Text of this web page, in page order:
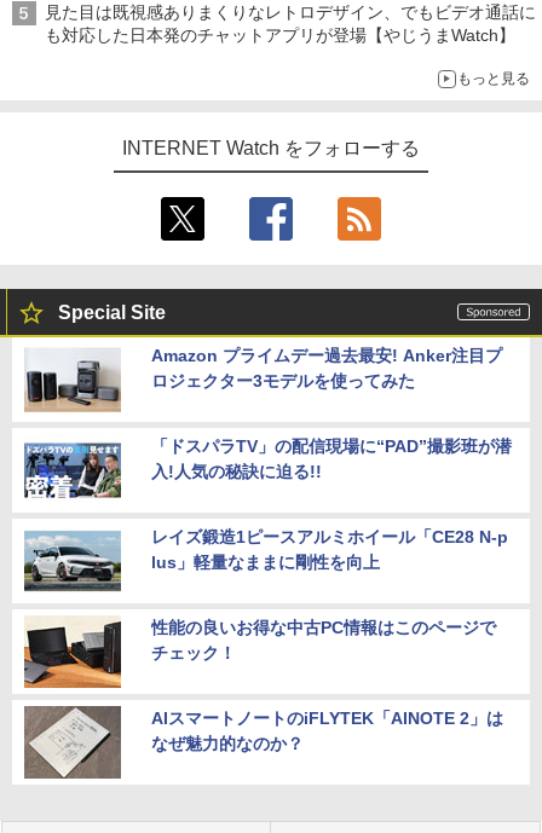
見た目は既視感ありまくりなレトロデザイン、でもビデオ通話に
も対応した日本発のチャットアプリが登場【やじうまWatch】
もっと見る
INTERNET Watch をフォローする
Special Site
Amazon プライムデー過去最安! Anker注目プ
ロジェクター3モデルを使ってみた
「ドスパラTV」の配信現場に“PAD”撮影班が潜
入!人気の秘訣に迫る!!
レイズ鍛造1ピースアルミホイール「CE28 N-p
lus」軽量なままに剛性を向上
性能の良いお得な中古PC情報はこのページで
チェック！
AIスマートノートのiFLYTEK「AINOTE 2」は
なぜ魅力的なのか？